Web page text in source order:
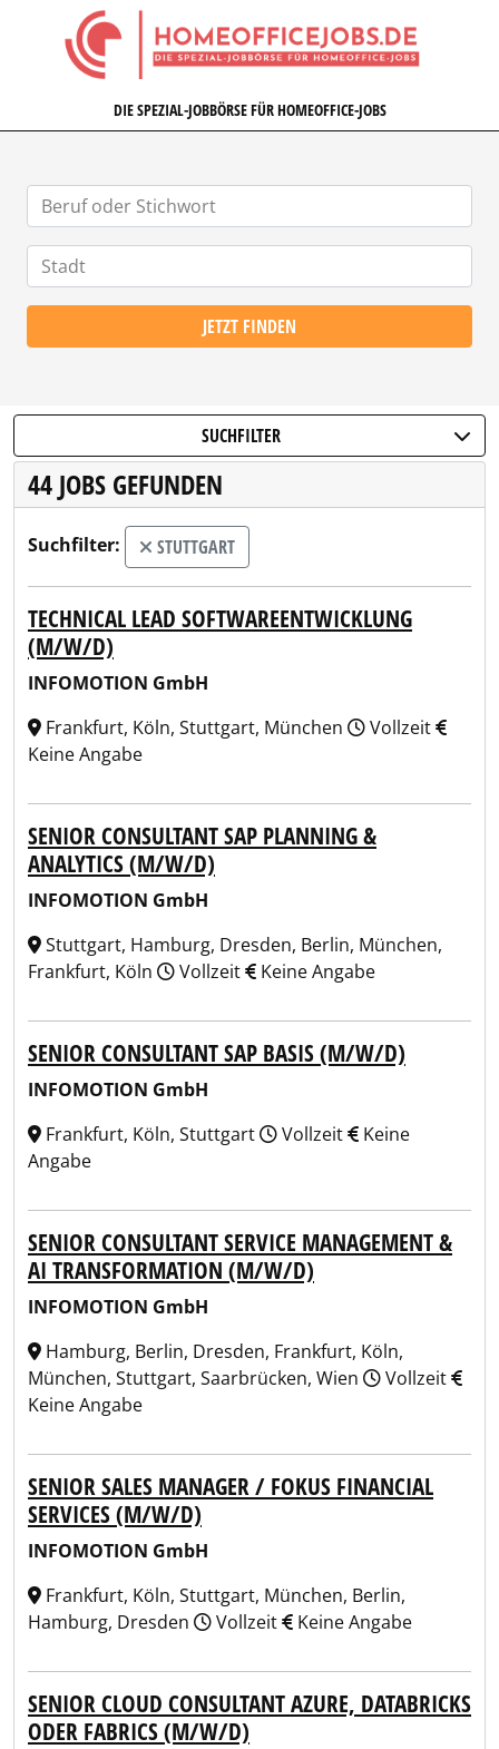
HOMEOFFICEJOBS.DE
DIE SPEZIAL-JOBBÖRSE FÜR HOMEOFFICE-JOBS
JETZT FINDEN
SUCHFILTER
44 JOBS GEFUNDEN
Suchfilter: STUTTGART
TECHNICAL LEAD SOFTWAREENTWICKLUNG
(M/W/D)
INFOMOTION GmbH
Frankfurt, Köln, Stuttgart, München
Vollzeit
Keine Angabe
SENIOR CONSULTANT SAP PLANNING &
ANALYTICS (M/W/D)
INFOMOTION GmbH
Stuttgart, Hamburg, Dresden, Berlin, München,
Frankfurt, Köln
Vollzeit Keine Angabe
SENIOR CONSULTANT SAP BASIS (M/W/D)
INFOMOTION GmbH
Frankfurt, Köln, Stuttgart
Vollzeit
Keine
Angabe
SENIOR CONSULTANT SERVICE MANAGEMENT &
AI TRANSFORMATION (M/W/D)
INFOMOTION GmbH
Hamburg, Berlin, Dresden, Frankfurt, Köln,
München, Stuttgart, Saarbrücken, Wien
Vollzeit
Keine Angabe
SENIOR SALES MANAGER / FOKUS FINANCIAL
SERVICES (M/W/D)
INFOMOTION GmbH
Frankfurt, Köln, Stuttgart, München, Berlin,
Hamburg, Dresden
Vollzeit Keine Angabe
SENIOR CLOUD CONSULTANT AZURE, DATABRICKS
ODER FABRICS (M/W/D)